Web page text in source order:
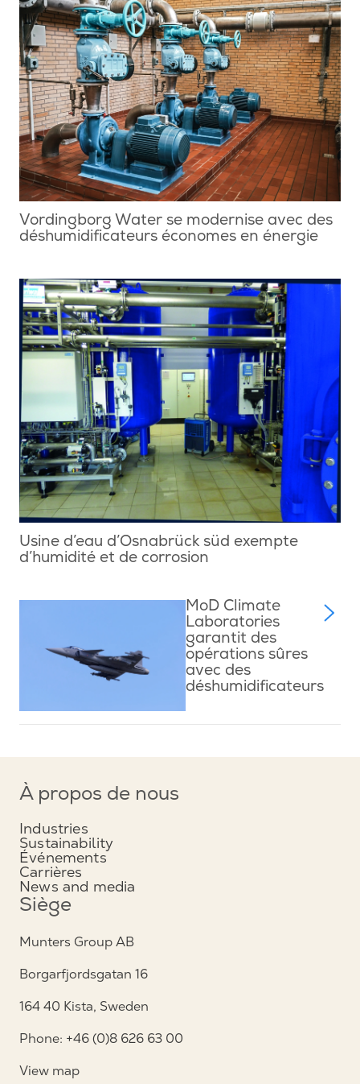
Vordingborg Water se modernise avec des
déshumidificateurs économes en énergie
Usine d’eau d’Osnabrück süd exempte
d’humidité et de corrosion
MoD Climate
Laboratories
garantit des
opérations sûres
avec des
déshumidificateurs
À propos de nous
Industries
Sustainability
Événements
Carrières
News and media
Siège
Munters Group AB
Borgarfjordsgatan 16
164 40 Kista, Sweden
Phone: +46 (0)8 626 63 00
View map